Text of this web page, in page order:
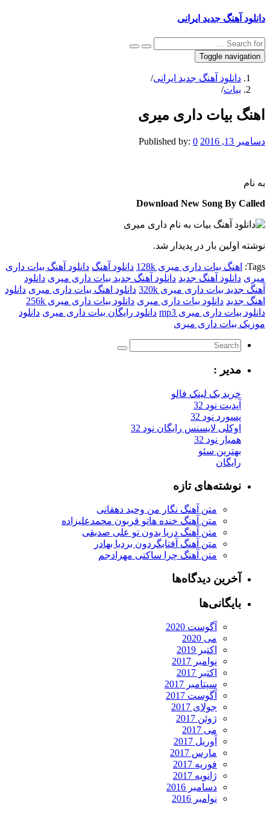
دانلود آهنگ جدید ایرانی
Toggle navigation
دانلود آهنگ جدید ایرانی/
بیات/
اهنگ بیات داری میری
دسامبر 13, 2016 Published by: 0
به نام
Download New Song By Called
نوشته اولین بار در پدیدار شد.
Tags: اهنگ بیات داری میری 128k دانلود آهنگ دانلود آهنگ بیات داری
میری دانلود آهنگ جدید دانلود آهنگ جدید بیات داری میری دانلود
آهنگ جدید بیات داری میری 320k
دانلود اهنگ بیات داری میری دانلود
اهنگ جدید دانلود بیات داری میری دانلود بیات داری میری 256k
دانلود بیات داری میری mp3
دانلود رایگان بیات داری میری دانلود
موزیک بیات داری میری
مدیر :
خرید بک لینک فالو
آپدیت نود 32
پسورد نود 32
اوکلی لایسنس رایگان نود 32
همیار نود 32
بهترین سئو
رایگان
نوشته‌های تازه
متن آهنگ نگار من وحید دهقانی
متن آهنگ خنده هاتو قربون محمدعلیزاده
متن آهنگ دریا بدون تو علی صدیقی
متن آهنگ آفتابگردون بردیا بهادر
متن آهنگ چرا ساکتی مهرادجم
آخرین دیدگاه‌ها
بایگانی‌ها
آگوست 2020
می 2020
اکتبر 2019
نوامبر 2017
اکتبر 2017
سپتامبر 2017
آگوست 2017
جولای 2017
ژوئن 2017
می 2017
آوریل 2017
مارس 2017
فوریه 2017
ژانویه 2017
دسامبر 2016
نوامبر 2016